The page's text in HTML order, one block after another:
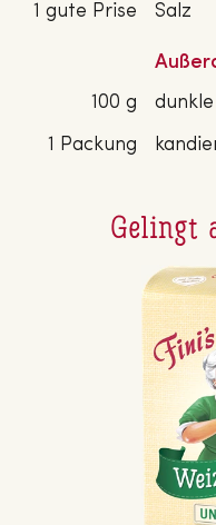
1 gute Prise
Salz
100 g
1 Packung
Gelingt